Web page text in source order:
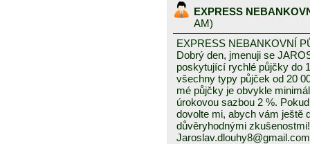
EXPRESS
AM)
EXPRESS NEBANKOVNÍ
Dobrý den, jmenuji se
poskytující rychlé půjčky do
všechny typy půjček od 20
mé půjčky je obvykle
úrokovou sazbou 2 %.
dovolte mi, abych vám ještě
důvěryhodnými
Jaroslav.dlouhy8@gmail.com